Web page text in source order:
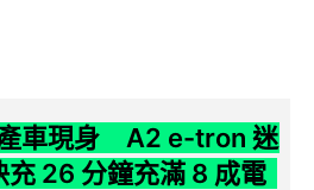
車現身 A2 e-tron 迷
26 分鐘充滿 8 成電